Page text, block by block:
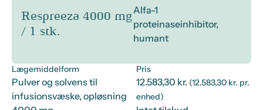
Respreeza 4000 mg
/ 1 stk.
Alfa-1
proteinaseinhibitor,
humant
Lægemiddelform
Pulver og solvens til
infusionsvæske, opløsning
Pris
12.583,30 kr. (12.583,30 kr. pr.
enhed)